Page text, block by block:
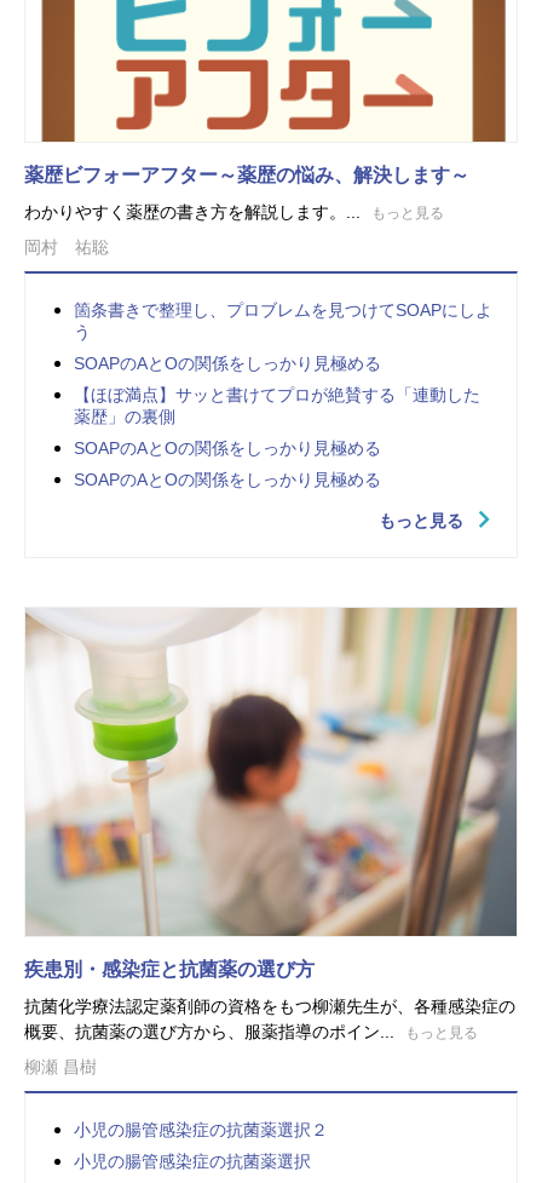
薬歴ビフォーアフター～薬歴の悩み、解決します～
わかりやすく薬歴の書き方を解説します。... もっと見る
岡村 祐聡
箇条書きで整理し、プロブレムを見つけてSOAPにしよ
う
SOAPのAとOの関係をしっかり見極める
【ほぼ満点】サッと書けてプロが絶賛する「連動した
薬歴」の裏側
SOAPのAとOの関係をしっかり見極める
SOAPのAとOの関係をしっかり見極める
もっと見る
疾患別・感染症と抗菌薬の選び方
抗菌化学療法認定薬剤師の資格をもつ柳瀬先生が、各種感染症の
概要、抗菌薬の選び方から、服薬指導のポイン...
もっと見る
柳瀬 昌樹
小児の腸管感染症の抗菌薬選択２
小児の腸管感染症の抗菌薬選択